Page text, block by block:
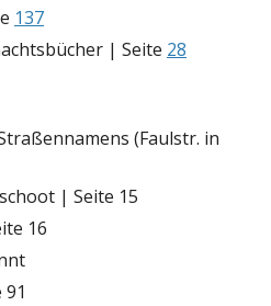
137
| Seite 28
(Faulstr. in
| Seite 15
16